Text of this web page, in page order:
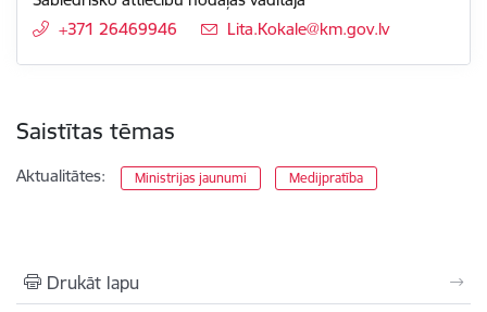
+371 26469946
E-pasts:
Lita.Kokale@km.gov.lv
Saistītas tēmas
Aktualitātes: Ministrijas jaunumi Medijpratība
Drukāt lapu